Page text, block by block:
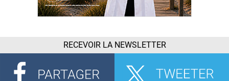
RECEVOIR LA NEWSLETTER